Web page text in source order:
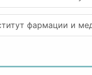
фармации и